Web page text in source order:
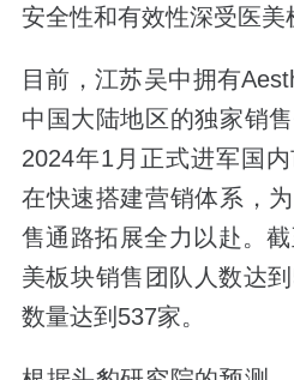
安全性和有效性深受医美
目前，江苏吴中拥有
中国大陆地区的独家销
2024年1月正式进军国
在快速搭建营销体系，
售通路拓展全力以赴。
美板块销售团队人数达
数量达到537家。